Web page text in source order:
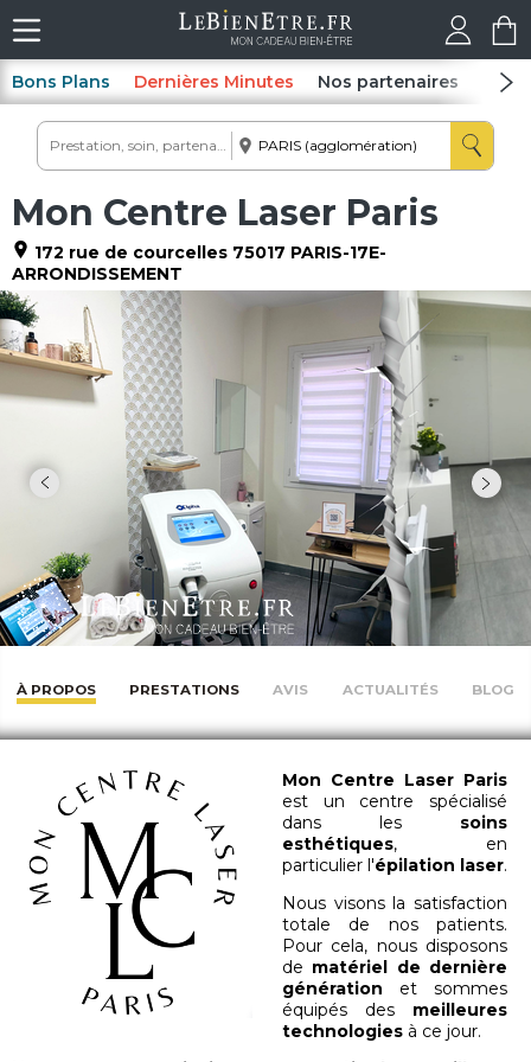
Bons Plans Dernières Minutes Nos partenaires Spas
Mon Centre Laser Paris
172 rue de courcelles 75017 PARIS-17E-
ARRONDISSEMENT
À PROPOS PRESTATIONS AVIS ACTUALITÉS BLOG
Mon Centre Laser Paris
est un centre spécialisé
dans les soins
esthétiques, en
particulier l'épilation laser.
Nous visons la satisfaction
totale de nos patients.
Pour cela, nous disposons
de matériel de dernière
génération et sommes
équipés des meilleures
technologies à ce jour.